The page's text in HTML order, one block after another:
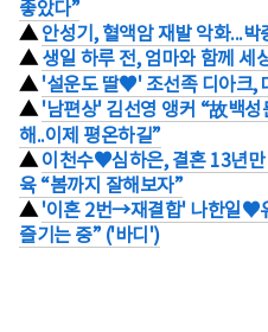
좋았다”
▲ 안성기, 혈액암 재발 악화...
▲ 생일 하루 전, 엄마와 함께 세
▲ '설운도 딸♥' 조선족 디아크,
▲ '남편상' 김선영 앵커 “故백
해..이제 평온하길”
▲ 이천수♥심하은, 결혼 13년
육 “봄까지 잘해보자”
▲ '이혼 2번→재결합' 나한일♥
즐기는 중” ('바디')